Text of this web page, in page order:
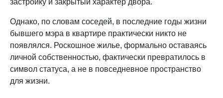
Однако, по словам соседей, в последние годы жизни
бывшего мэра в квартире практически никто не
появлялся. Роскошное жилье, формально оставаясь
личной собственностью, фактически превратилось в
символ статуса, а не в повседневное пространство
для жизни.